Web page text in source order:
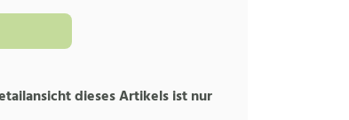
dieses Artikels ist nur